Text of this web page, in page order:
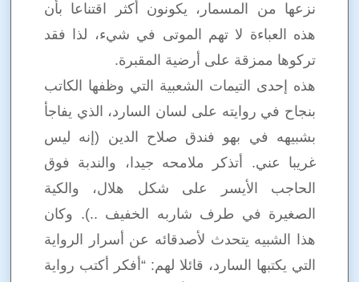
نزعها من المسمار، يكونون أكثر اقتناعا بأن
هذه العباءة لا تهم الموتى في شيء، لذا فقد
تركوها ممزقة على أرضية المقبرة.
هذه إحدى التيمات الشعبية التي وظفها الكاتب
بنجاح في روايته على لسان السارد، الذي يفاجأ
بشبيهه في بهو فندق صلاح الدين (إنه ليس
غريبا عني. أتذكر ملامحه جيدا، والندبة فوق
الحاجب الأيسر على شكل هلال، والكية
الصغيرة في طرف شاربه الخفيف ..). وكان
هذا الشبيه يتحدث لأصدقائه عن أسرار الرواية
التي يكتبها السارد، قائلا لهم: “أفكر أكتب رواية